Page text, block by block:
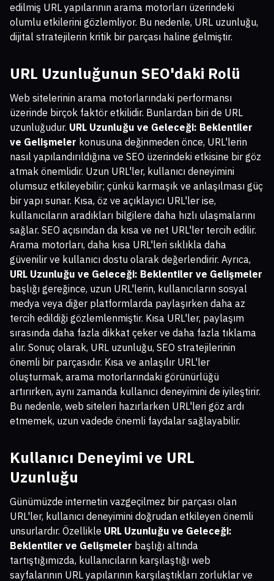
edilmiş URL yapılarının arama motorları üzerindeki
olumlu etkilerini gözlemliyor. Bu nedenle, URL uzunluğu,
dijital stratejilerin kritik bir parçası haline gelmiştir.
URL Uzunluğunun SEO'daki Rolü
Web sitelerinin arama motorlarındaki performansı
üzerinde birçok faktör etkilidir. Bunlardan biri de URL
uzunluğudur. URL Uzunluğu ve Geleceği: Beklentiler
ve Gelişmeler konusuna değinmeden önce, URL'lerin
nasıl yapılandırıldığına ve SEO üzerindeki etkisine bir göz
atmak önemlidir. Uzun URL'ler, kullanıcı deneyimini
olumsuz etkileyebilir; çünkü karmaşık ve anlaşılması güç
bir yapı sunar. Kısa, öz ve açıklayıcı URL'ler ise,
kullanıcıların aradıkları bilgilere daha hızlı ulaşmalarını
sağlar. SEO açısından da kısa ve net URL'ler tercih edilir.
Arama motorları, daha kısa URL'leri sıklıkla daha
güvenilir ve kullanıcı dostu olarak değerlendirir. Ayrıca,
URL Uzunluğu ve Geleceği: Beklentiler ve Gelişmeler
başlığı gereğince, uzun URL'lerin, kullanıcıların sosyal
medya veya diğer platformlarda paylaşırken daha az
tercih edildiği gözlemlenmiştir. Kısa URL'ler, paylaşım
sırasında daha fazla dikkat çeker ve daha fazla tıklama
alır. Sonuç olarak, URL uzunluğu, SEO stratejilerinin
önemli bir parçasıdır. Kısa ve anlaşılır URL'ler
oluşturmak, arama motorlarındaki görünürlüğü
artırırken, aynı zamanda kullanıcı deneyimini de iyileştirir.
Bu nedenle, web siteleri hazırlarken URL'leri göz ardı
etmemek, uzun vadede önemli faydalar sağlayabilir.
Kullanıcı Deneyimi ve URL
Uzunluğu
Günümüzde internetin vazgeçilmez bir parçası olan
URL'ler, kullanıcı deneyimini doğrudan etkileyen önemli
unsurlardır. Özellikle URL Uzunluğu ve Geleceği:
Beklentiler ve Gelişmeler başlığı altında
tartıştığımızda, kullanıcıların karşılaştığı web
sayfalarının URL yapılarının karşılaştıkları zorluklar ve